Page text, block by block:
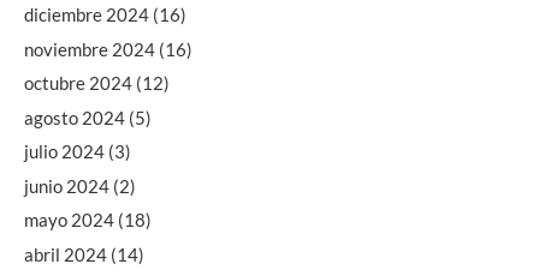
diciembre 2024 (16)
noviembre 2024 (16)
octubre 2024 (12)
agosto 2024 (5)
julio 2024 (3)
junio 2024 (2)
mayo 2024 (18)
abril 2024 (14)